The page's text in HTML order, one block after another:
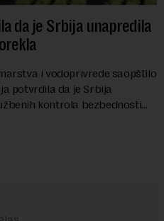
da je Srbija unapredila
i vodoprivrede saopštilo
potvrdila da je Srbija
kontrola bezbednosti